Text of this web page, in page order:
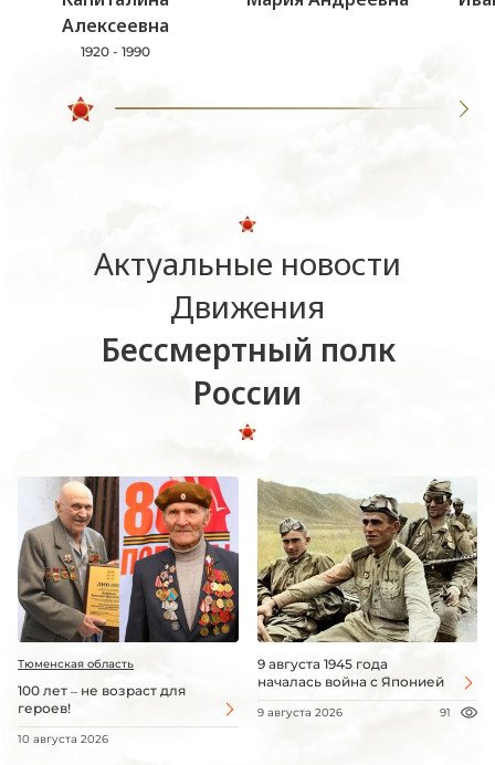
Алексеевна
1920 - 1990
Актуальные новости
Движения
Бессмертный полк
России
Тюменская область
100 лет – не возраст для
героев!
10 августа 2026
9 августа 1945 года
началась война с Японией
9 августа 2026 91